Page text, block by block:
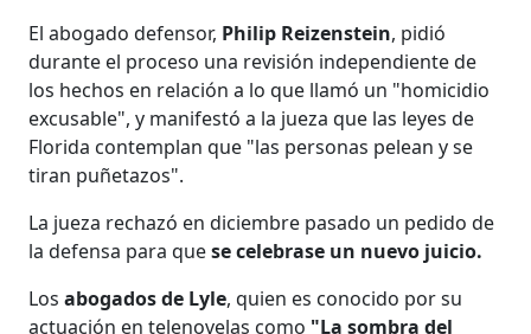
El abogado defensor, Philip Reizenstein, pidió
durante el proceso una revisión independiente de
los hechos en relación a lo que llamó un "homicidio
excusable", y manifestó a la jueza que las leyes de
Florida contemplan que "las personas pelean y se
tiran puñetazos".
La jueza rechazó en diciembre pasado un pedido de
la defensa para quese celebrase un nuevo juicio.
Losabogados de Lyle, quien es conocido por su
actuación en telenovelas como "La sombra del